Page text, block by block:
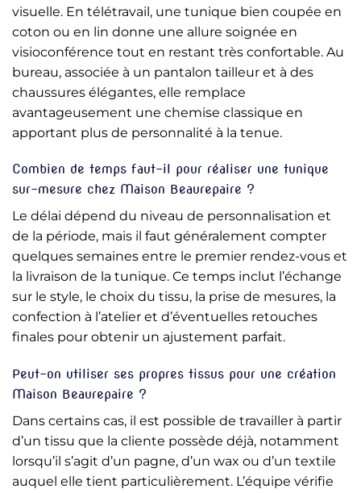
visuelle. En télétravail, une tunique bien coupée en
coton ou en lin donne une allure soignée en
visioconférence tout en restant très confortable. Au
bureau, associée à un pantalon tailleur et à des
chaussures élégantes, elle remplace
avantageusement une chemise classique en
apportant plus de personnalité à la tenue.
Combien de temps faut-il pour réaliser une tunique
sur-mesure chez Maison Beaurepaire ?
Le délai dépend du niveau de personnalisation et
de la période, mais il faut généralement compter
quelques semaines entre le premier rendez-vous et
la livraison de la tunique. Ce temps inclut l’échange
sur le style, le choix du tissu, la prise de mesures, la
confection à l’atelier et d’éventuelles retouches
finales pour obtenir un ajustement parfait.
Peut-on utiliser ses propres tissus pour une création
Maison Beaurepaire ?
Dans certains cas, il est possible de travailler à partir
d’un tissu que la cliente possède déjà, notamment
lorsqu’il s’agit d’un pagne, d’un wax ou d’un textile
auquel elle tient particulièrement. L’équipe vérifie